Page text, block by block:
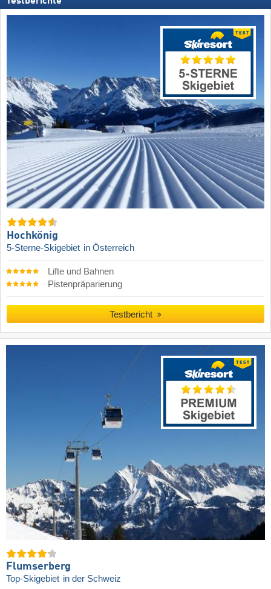
Hochkönig
5-Sterne-Skigebiet in Österreich
Lifte und Bahnen
Pistenpräparierung
Testbericht
Flumserberg
Top-Skigebiet in der Schweiz